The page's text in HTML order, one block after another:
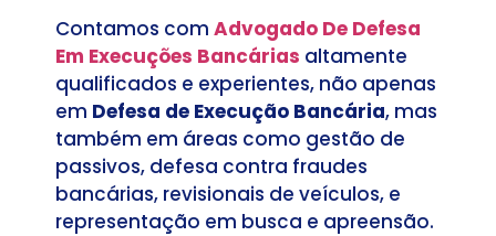
Contamos com Advogado De Defesa
Em Execuções Bancárias altamente
qualificados e experientes, não apenas
em Defesa de Execução Bancária, mas
também em áreas como gestão de
passivos, defesa contra fraudes
bancárias, revisionais de veículos, e
representação em busca e apreensão.